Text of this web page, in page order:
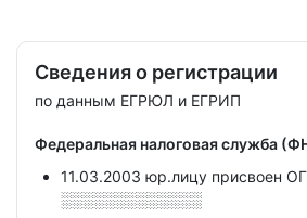
Сведения о регистрации
по данным ЕГРЮЛ и ЕГРИП
Федеральная налоговая служба
11.03.2003 юр.лицу присвоен
░░░░░░░░░░░░░